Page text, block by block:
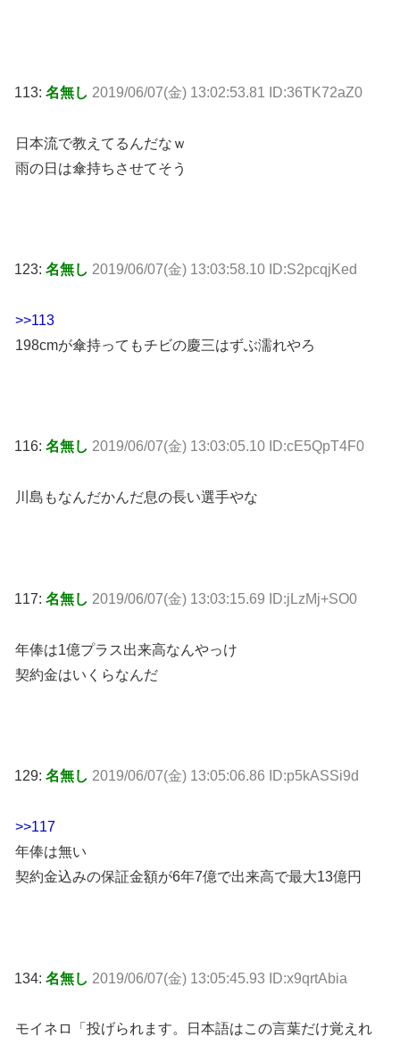
113: 名無し 2019/06/07(金) 13:02:53.81 ID:36TK72aZ0
日本流で教えてるんだなｗ
雨の日は傘持ちさせてそう
123: 名無し 2019/06/07(金) 13:03:58.10 ID:S2pcqjKed
>>113
198cmが傘持ってもチビの慶三はずぶ濡れやろ
116: 名無し 2019/06/07(金) 13:03:05.10 ID:cE5QpT4F0
川島もなんだかんだ息の長い選手やな
117: 名無し 2019/06/07(金) 13:03:15.69 ID:jLzMj+SO0
年俸は1億プラス出来高なんやっけ
契約金はいくらなんだ
129: 名無し 2019/06/07(金) 13:05:06.86 ID:p5kASSi9d
>>117
年俸は無い
契約金込みの保証金額が6年7億で出来高で最大13億円
134: 名無し 2019/06/07(金) 13:05:45.93 ID:x9qrtAbia
モイネロ「投げられます。日本語はこの言葉だけ覚えれ